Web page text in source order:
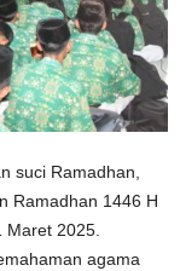
suci Ramadhan,
Ramadhan 1446 H
Maret 2025.
agama